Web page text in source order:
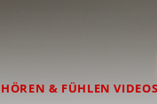
HÖREN & FÜHLEN VIDEOS